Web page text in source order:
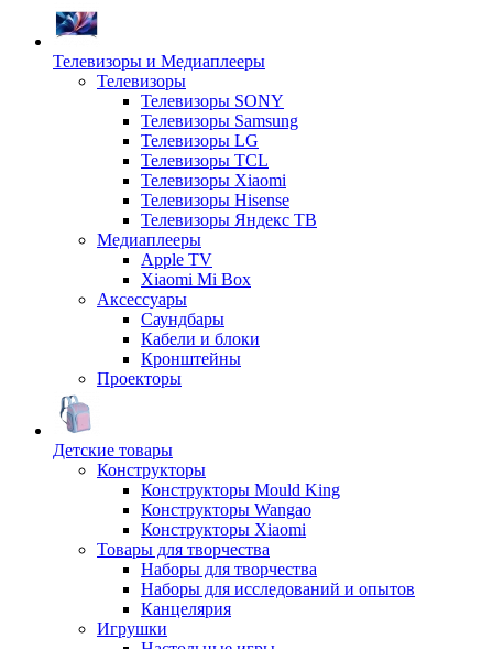
Телевизоры и Медиаплееры
Телевизоры
Телевизоры SONY
Телевизоры Samsung
Телевизоры LG
Телевизоры TCL
Телевизоры Xiaomi
Телевизоры Hisense
Телевизоры Яндекс ТВ
Медиаплееры
Apple TV
Xiaomi Mi Box
Аксессуары
Саундбары
Кабели и блоки
Кронштейны
Проекторы
Детские товары
Конструкторы
Конструкторы Mould King
Конструкторы Wangao
Конструкторы Xiaomi
Товары для творчества
Наборы для творчества
Наборы для исследований и опытов
Канцелярия
Игрушки